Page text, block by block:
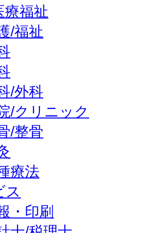
療福祉
/福祉
/外科
/クリニック
/整骨
療法
ス
・印刷